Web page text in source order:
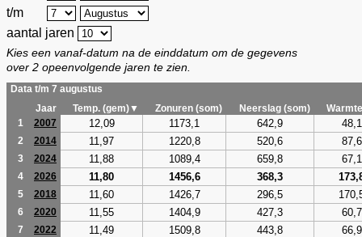
t/m
aantal jaren
Kies een vanaf-datum na de einddatum om de gegevens
over 2 opeenvolgende jaren te zien.
Data t/m 7 augustus
Jaar
Temp. (gem)▼ Zonuren (som) Neerslag (som)
1
2007 12,09 1173,1 642,9 48,1
2 2014 11,97 1220,8 520,6 87,6
3 2024 11,88 1089,4 659,8 67,1
4 2026 11,80 1456,6 368,3
5 2018 11,60 1426,7 296,5
6 2020 11,55 1404,9 427,3 60,7
7 2022 11,49 1509,8 443,8 66,9